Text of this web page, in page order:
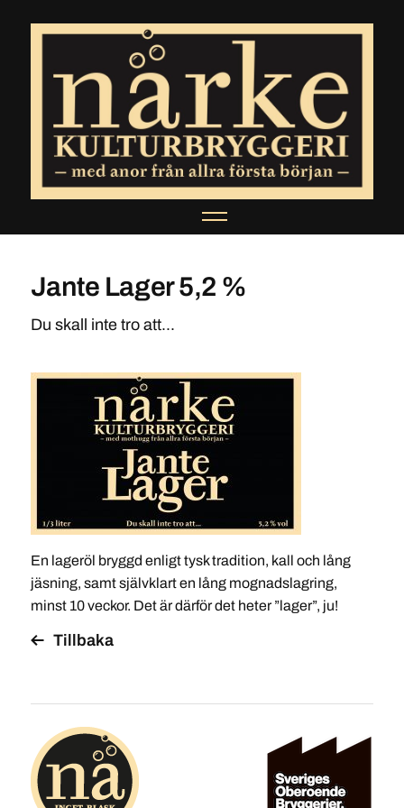
Jante Lager 5,2 %
Du skall inte tro att...
En lageröl bryggd enligt tysk tradition, kall och lång
jäsning, samt självklart en lång mognadslagring,
minst 10 veckor. Det är därför det heter ”lager”, ju!
Tillbaka